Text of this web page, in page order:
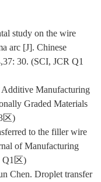
study on the wire
arc [J]. Chinese
30. (SCI, JCR Q1
Manufacturing
Graded Materials
区)
to the filler wire
of Manufacturing
区)
Chen. Droplet transfer